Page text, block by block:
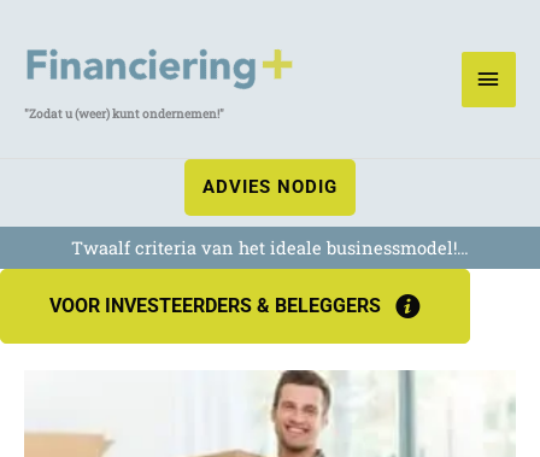
"Zodat u (weer) kunt ondernemen!"
ADVIES NODIG
Twaalf criteria van het ideale businessmodel!…
VOOR INVESTEERDERS & BELEGGERS